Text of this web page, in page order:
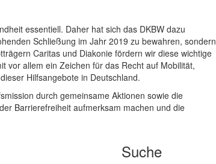
essentiell. Daher hat sich das DKBW dazu
Schließung im Jahr 2019 zu bewahren, sondern
Caritas und Diakonie fördern wir diese wichtige
vor allem ein Zeichen für das Recht auf Mobilität,
Hilfsangebote in Deutschland.
durch gemeinsame Aktionen sowie die
Barrierefreiheit aufmerksam machen und die
Suche